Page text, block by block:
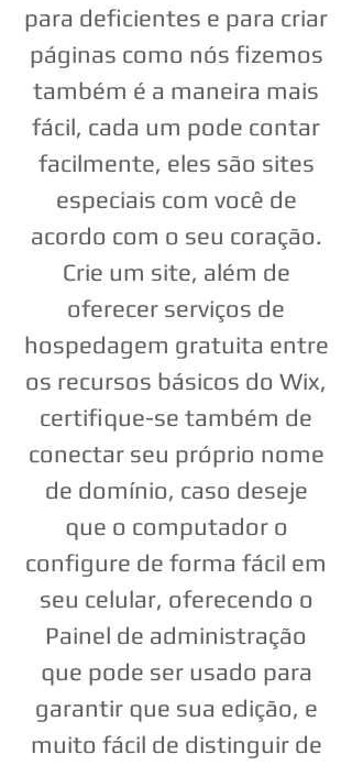
para deficientes e para criar
páginas como nós fizemos
também é a maneira mais
fácil, cada um pode contar
facilmente, eles são sites
especiais com você de
acordo com o seu coração.
Crie um site, além de
oferecer serviços de
hospedagem gratuita entre
os recursos básicos do Wix,
certifique-se também de
conectar seu próprio nome
de domínio, caso deseje
que o computador o
configure de forma fácil em
seu celular, oferecendo o
Painel de administração
que pode ser usado para
garantir que sua edição, e
muito fácil de distinguir de